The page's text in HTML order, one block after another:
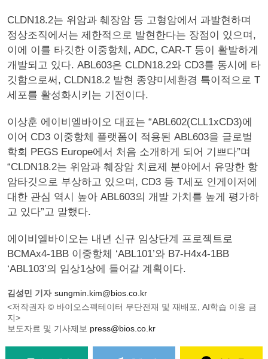
CLDN18.2는 위암과 췌장암 등 고형암에서 과발현하며
정상조직에서는 제한적으로 발현한다는 장점이 있으며,
이에 이를 타깃한 이중항체, ADC, CAR-T 등이 활발하게
개발되고 있다. ABL603은 CLDN18.2와 CD3를 동시에 타
깃함으로써, CLDN18.2 발현 종양미세환경 특이적으로 T
세포를 활성화시키는 기전이다.
이상훈 에이비엘바이오 대표는 “ABL602(CLL1xCD3)에
이어 CD3 이중항체 플랫폼이 적용된 ABL603을 글로벌
학회 PEGS Europe에서 처음 소개하게 되어 기쁘다”며
“CLDN18.2는 위암과 췌장암 치료제 분야에서 유망한 항
암타깃으로 부상하고 있으며, CD3 등 T세포 인게이저에
대한 관심 역시 높아 ABL603의 개발 가치를 높게 평가하
고 있다”고 말했다.
에이비엘바이오는 내년 신규 임상단계 프로젝트로
BCMAx4-1BB 이중항체 ‘ABL101’와 B7-H4x4-1BB
‘ABL103’의 임상1상에 들어갈 계획이다.
김성민 기자 sungmin.kim@bios.co.kr
<저작권자 © 바이오스펙테이터 무단전재 및 재배포, AI학습 이용 금
지>
보도자료 및 기사제보 press@bios.co.kr